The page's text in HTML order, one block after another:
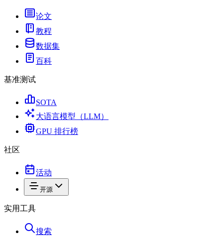
论文
教程
数据集
百科
基准测试
SOTA
大语言模型（LLM）
GPU 排行榜
社区
活动
开源
实用工具
搜索